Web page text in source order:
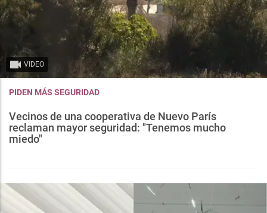
VIDEO
PIDEN MÁS SEGURIDAD
Vecinos de una cooperativa de Nuevo París
reclaman mayor seguridad: "Tenemos mucho
miedo"